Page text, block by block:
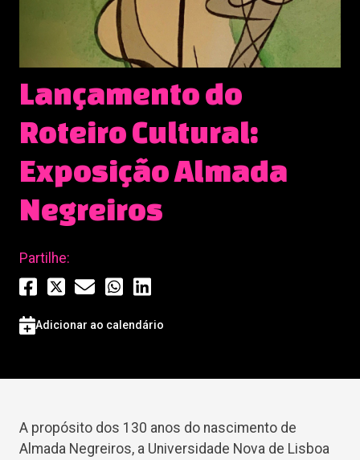
Lançamento do
Roteiro Cultural:
Exposição Almada
Negreiros
Partilhe:
Adicionar ao calendário
A propósito dos 130 anos do nascimento de
Almada Negreiros, a Universidade Nova de Lisboa